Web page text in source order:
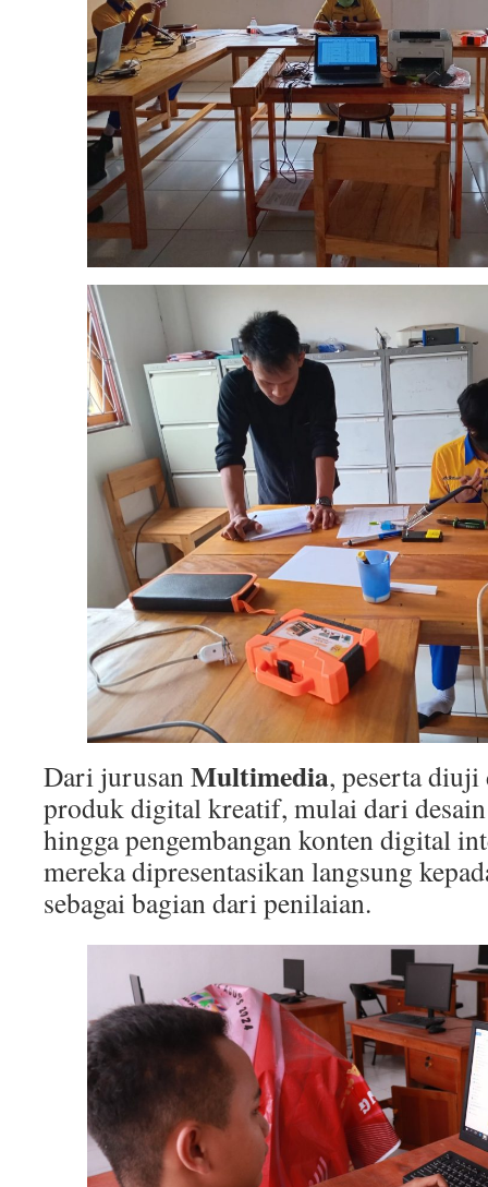
Dari jurusan Multimedia, peserta diuji
produk digital kreatif, mulai dari
hingga pengembangan konten digital
mereka dipresentasikan langsung
sebagai bagian dari penilaian.